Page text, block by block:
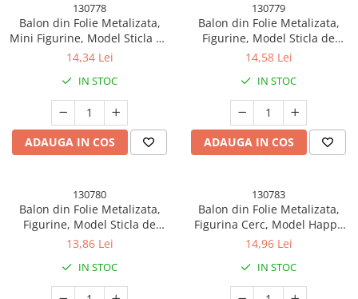
130778
Balon din Folie Metalizata,
Mini Figurine, Model Sticla de
Sampanie, 21x51 cm, Ambalaj
cu Aer sau Heliu, Verde
14,34 Lei
IN STOC
ADAUGA IN COS
130779
Balon din Folie Metalizata,
Figurine, Model Sticla de
Sampanie, 49x98 cm, Ambalaj
cu Aer sau Heliu, Roz
14,58 Lei
IN STOC
ADAUGA IN COS
130780
Balon din Folie Metalizata,
Figurine, Model Sticla de
Sampanie, 49x100 cm,
Umflare cu Aer sau Heliu, Mov
13,86 Lei
IN STOC
130783
Balon din Folie Metalizata,
Figurina Cerc, Model Happy
Birthday cu Zane, Tematica
Individual, Pai Inclus, Umflare
cu Aer sau Heliu, Multicolor
14,96 Lei
IN STOC